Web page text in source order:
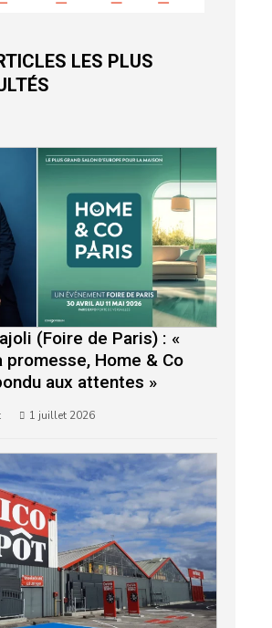
LES PLUS
(Foire de Paris) : «
promesse, Home & Co
aux attentes »
1 juillet 2026